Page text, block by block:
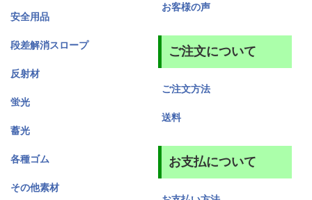
安全用品
段差解消スロープ
反射材
蛍光
蓄光
各種ゴム
その他素材
お客様の声
ご注文について
ご注文方法
送料
お支払について